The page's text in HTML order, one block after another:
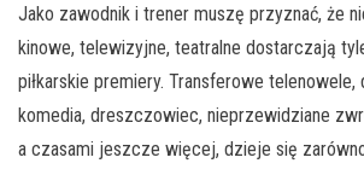
Jako zawodnik i trener muszę przyznać, że
kinowe, telewizyjne, teatralne dostarczają
piłkarskie premiery. Transferowe telenowele,
komedia, dreszczowiec, nieprzewidziane
a czasami jeszcze więcej, dzieje się